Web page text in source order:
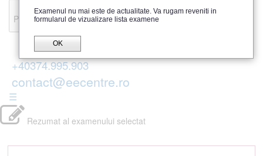
Recenzii
Parerea publicului
+40374.995.903
contact@eecentre.ro
☰
Rezumat al examenului selectat
Examenul nu mai este de actualitate. Va rugam reveniti in
formularul de vizualizare lista examene
OK